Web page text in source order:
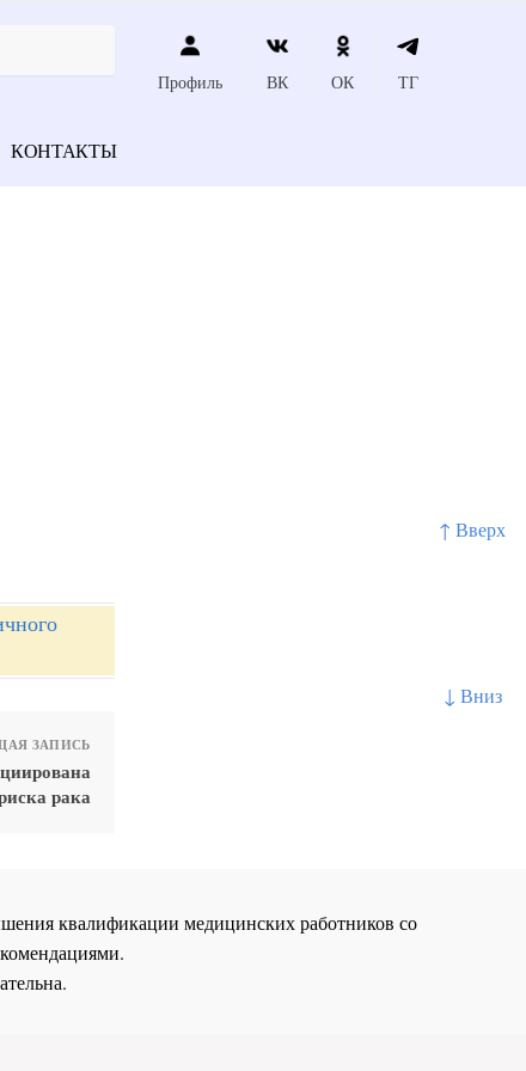
↑ Вверх
↓ Вниз
Профиль ВК ОК ТГ
КОНТАКТЫ
ЗАПИСЬ
рака
квалификации медицинских работников со